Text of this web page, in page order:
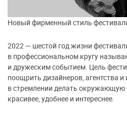
Новый фирменный стиль
2022 — шестой год жизни
в профессиональном кругу
и дружеским событием. Цель
поощрить дизайнеров, агентства и
в стремлении делать окружающую
красивее, удобнее и интереснее.